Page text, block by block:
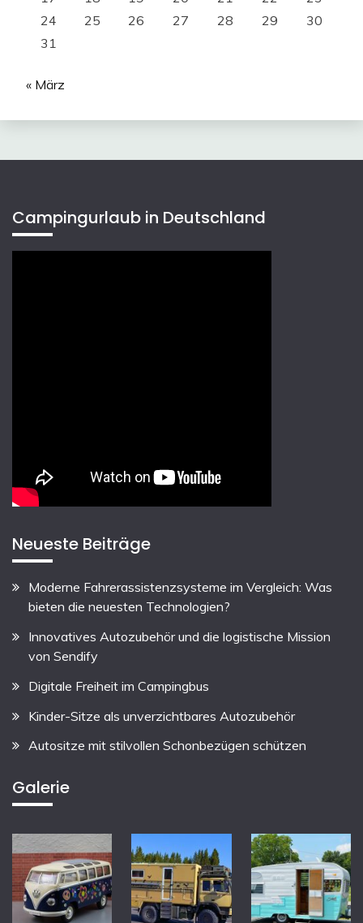
24
25 26 27 28 29
30
31
« März
Campingurlaub in Deutschland
Neueste Beiträge
Moderne Fahrerassistenzsysteme im Vergleich: Was
bieten die neuesten Technologien?
Innovatives Autozubehör und die logistische Mission
von Sendify
Digitale Freiheit im Campingbus
Kinder-Sitze als unverzichtbares Autozubehör
Autositze mit stilvollen Schonbezügen schützen
Galerie